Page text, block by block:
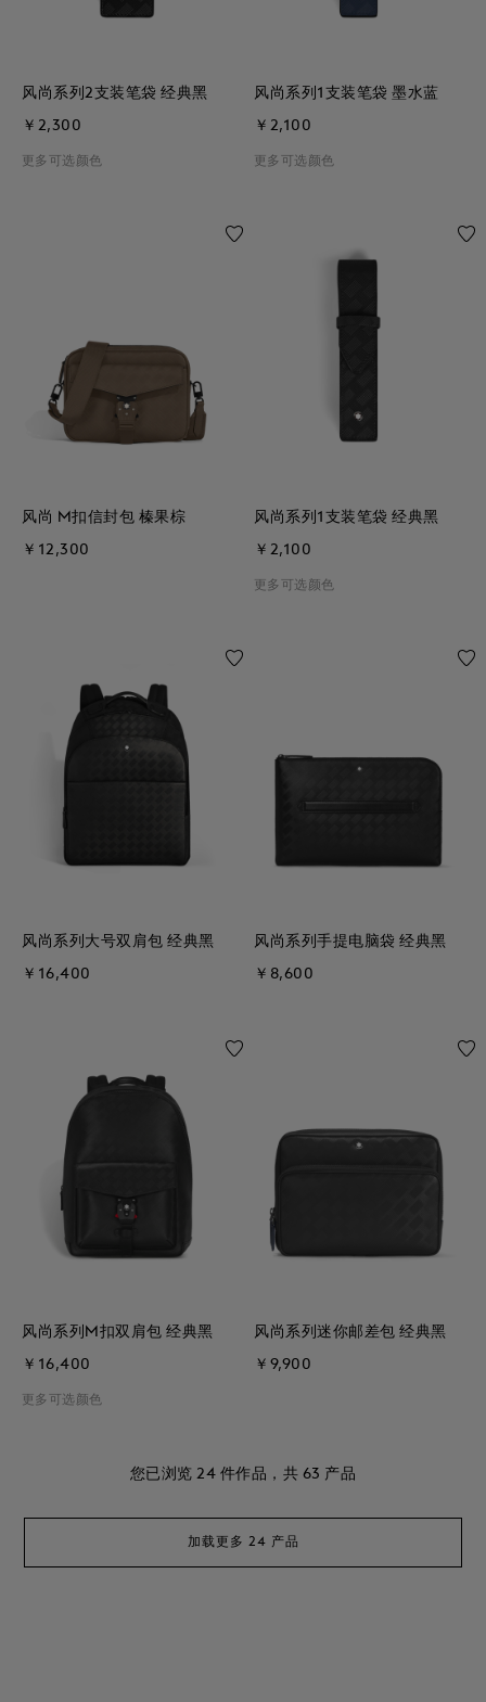
风尚系列2支装笔袋 经典黑
￥2,300
更多可选颜色
风尚系列1支装笔袋 墨水蓝
￥2,100
更多可选颜色
风尚 M扣信封包 榛果棕
￥12,300
风尚系列1支装笔袋 经典黑
￥2,100
更多可选颜色
风尚系列大号双肩包 经典黑
￥16,400
风尚系列手提电脑袋 经典黑
￥8,600
风尚系列M扣双肩包 经典黑
￥16,400
更多可选颜色
风尚系列迷你邮差包 经典黑
￥9,900
您已浏览24 件作品，共 63 产品
加载更多 24 产品